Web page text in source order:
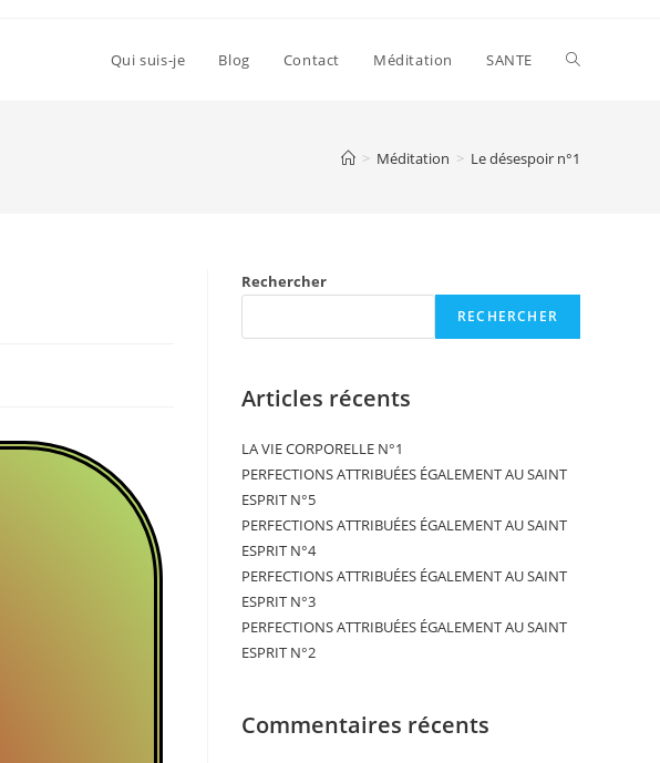
Qui suis-je Blog Contact Méditation SANTE
> Méditation > Le désespoir n°1
Rechercher
RECHERCHER
Articles récents
LA VIE CORPORELLE N°1
PERFECTIONS ATTRIBUÉES ÉGALEMENT AU SAINT
ESPRIT N°5
PERFECTIONS ATTRIBUÉES ÉGALEMENT AU SAINT
ESPRIT N°4
PERFECTIONS ATTRIBUÉES ÉGALEMENT AU SAINT
ESPRIT N°3
PERFECTIONS ATTRIBUÉES ÉGALEMENT AU SAINT
ESPRIT N°2
Commentaires récents